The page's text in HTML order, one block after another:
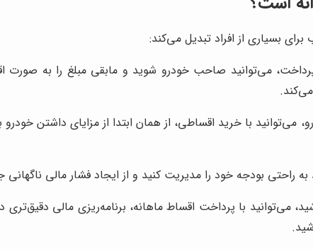
بسیاری از افراد تبدیل می‌کند:
می‌توانید صاحب خودرو شوید و مابقی مبلغ را به صورت
با خرید اقساطی، از همان ابتدا از مزایای داشتن
راحتی بودجه خود را مدیریت کنید و از ایجاد فشار مالی ناگهانی
می‌توانید با پرداخت اقساط ماهانه، برنامه‌ریزی مالی